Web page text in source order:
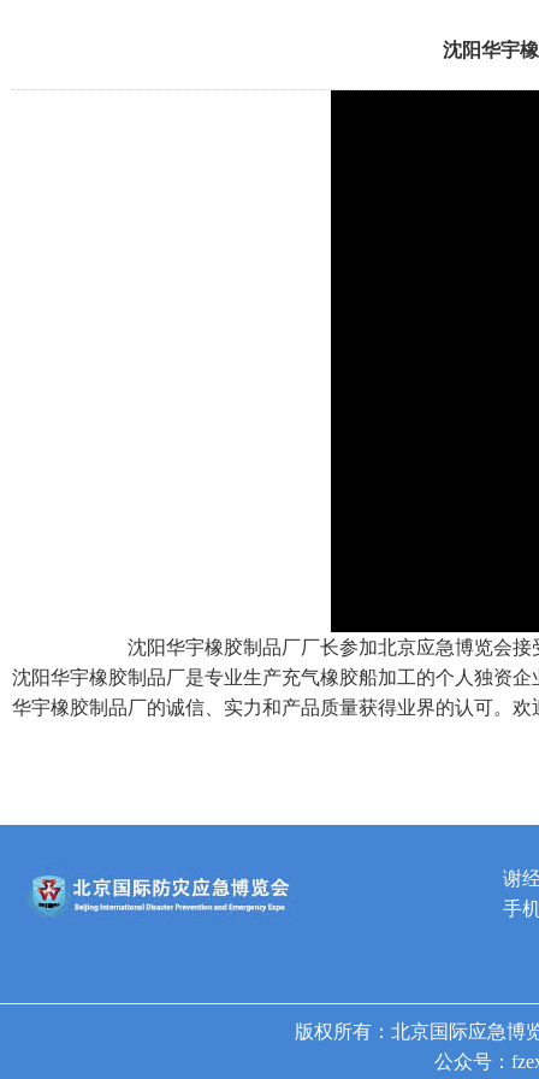
沈阳华宇
沈阳华宇橡胶制品厂厂长参加北京应急博览会接
沈阳华宇橡胶制品厂是专业生产充气橡胶船加工的个人独资企
华宇橡胶制品厂的诚信、实力和产品质量获得业界的认可。
谢
手
版权所有：北京国际应急博
公众号：